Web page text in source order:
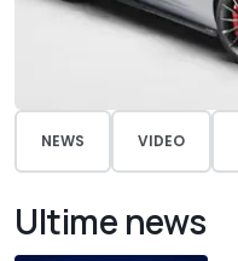
NEWS VIDEO
Ultime news